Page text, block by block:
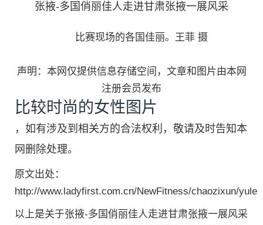
张掖-多国俏丽佳人走进甘肃张掖一展风采
比赛现场的各国佳丽。王菲 摄
声明：本网仅提供信息存储空间，文章和图片由本网
注册会员发布
比较时尚的女性图片
，如有涉及到相关方的合法权利，敬请及时告知本
网删除处理。
原文出处：
http://www.ladyfirst.com.cn/NewFitness/chaozixun/
以上是关于张掖-多国俏丽佳人走进甘肃张掖一展风采